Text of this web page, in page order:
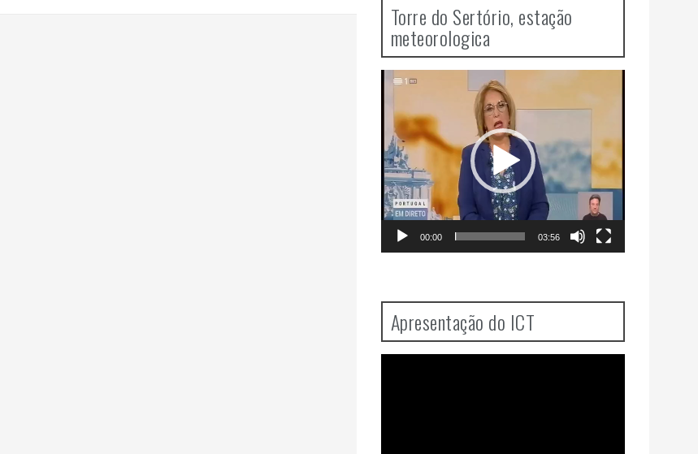
Torre do Sertório, estação
meteorologica
Video
Player
00:00 03:56
Apresentação do ICT